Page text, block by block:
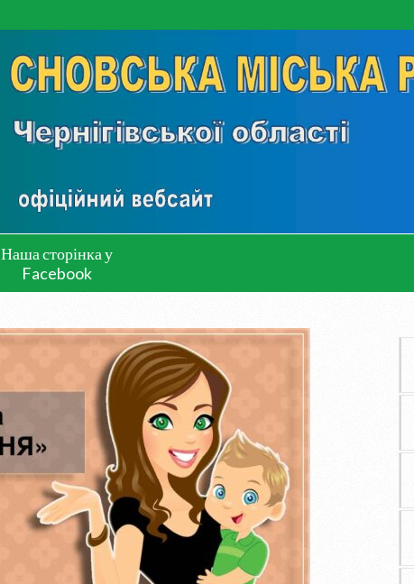
Наша сторінка у
Facebook